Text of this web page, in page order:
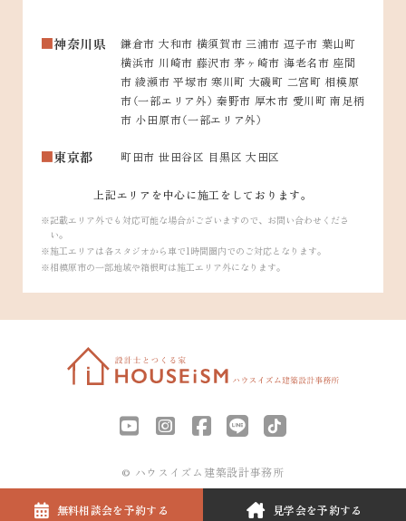
神奈川県
鎌倉市 大和市 横須賀市 三浦市 逗子市 葉山町
横浜市 川崎市 藤沢市 茅ヶ崎市 海老名市 座間
市 綾瀬市 平塚市 寒川町 大磯町 二宮町 相模原
市（一部エリア外） 秦野市 厚木市 愛川町 南足柄
市 小田原市（一部エリア外）
東京都 町田市 世田谷区 目黒区 大田区
上記エリアを中心に施工をしております。
記載エリア外でも対応可能な場合がございますので、お問い合わせくださ
い。
施工エリアは各スタジオから車で1時間圏内でのご対応となります。
相模原市の一部地域や箱根町は施工エリア外になります。
© ハウスイズム建築設計事務所
無料相談会を予約する 見学会を予約する